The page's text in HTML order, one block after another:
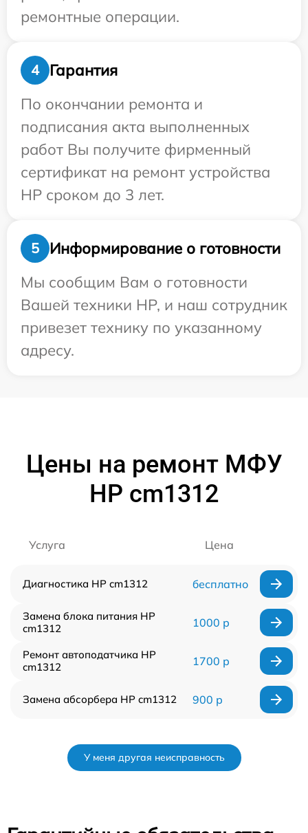
ремонтные операции.
4
Гарантия
По окончании ремонта и
подписания акта выполненных
работ Вы получите фирменный
сертификат на ремонт устройства
HP сроком до 3 лет.
5
Информирование о готовности
Мы сообщим Вам о готовности
Вашей техники HP, и наш сотрудник
привезет технику по указанному
адресу.
Цены на ремонт МФУ
HP cm1312
Услуга Цена
Диагностика HP cm1312 бесплатно
Замена блока питания HP
cm1312
1000 р
Ремонт автоподатчика HP
cm1312
1700 р
Замена абсорбера HP cm1312 900 р
У меня другая неисправность